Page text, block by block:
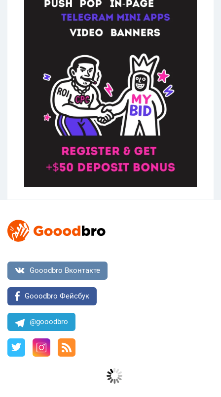
Cpamatica полностью самостоятельная
компания, которая больше не входит в
состав Genesis. Что готова предложить
и как работать с партнерской
программой, давай узнаем.
Gooodbro Вконтакте
Gooodbro Фейсбук
@gooodbro